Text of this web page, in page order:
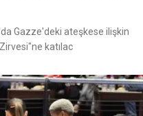
Gazze'deki ateşkese ilişkin
katılac